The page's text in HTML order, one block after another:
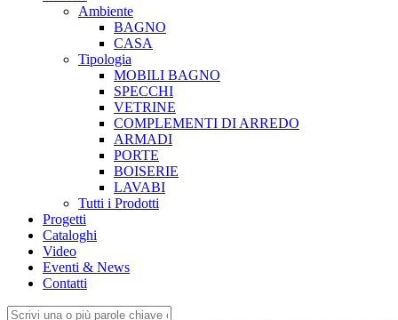
Ambiente
BAGNO
CASA
Tipologia
MOBILI BAGNO
SPECCHI
VETRINE
COMPLEMENTI DI ARREDO
ARMADI
PORTE
BOISERIE
LAVABI
Tutti i Prodotti
Progetti
Cataloghi
Video
Eventi & News
Contatti